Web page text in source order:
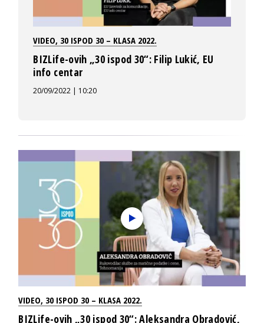
VIDEO, 30 ISPOD 30 – KLASA 2022.
BIZLife-ovih „30 ispod 30“: Filip Lukić, EU
info centar
20/09/2022 | 10:20
VIDEO, 30 ISPOD 30 – KLASA 2022.
BIZLife-ovih „30 ispod 30“: Aleksandra Obradović,